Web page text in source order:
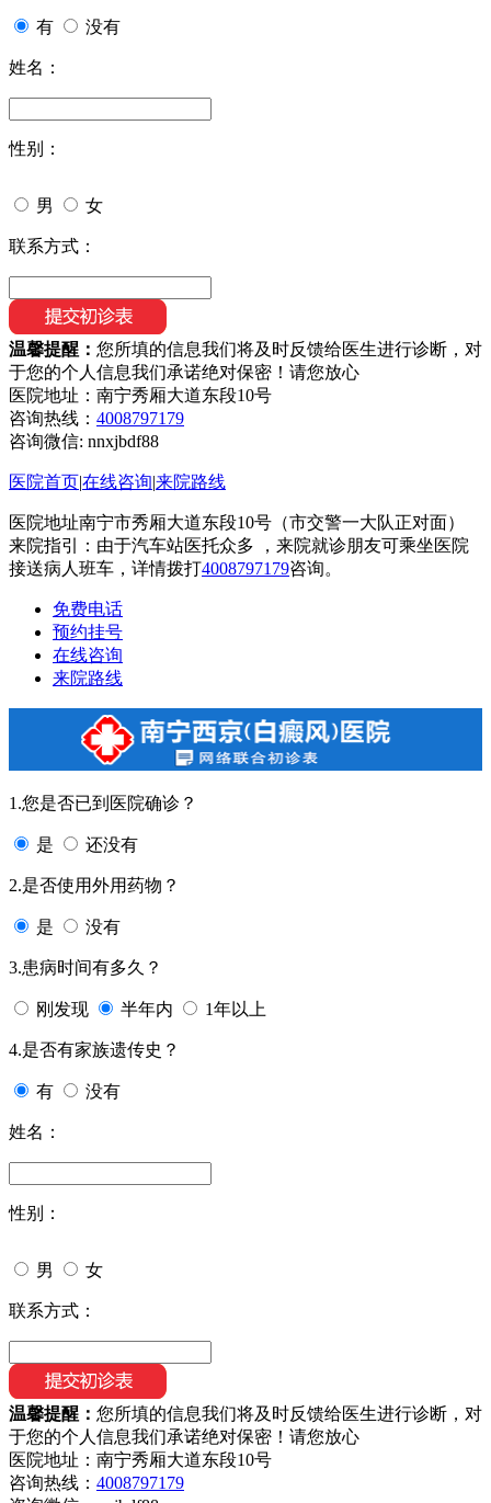
有 没有
姓名：
性别：
男 女
联系方式：
温馨提醒： 您所填的信息我们将及时反馈给医生进行诊断，对
于您的个人信息我们承诺绝对保密！请您放心
医院地址：南宁秀厢大道东段10号
咨询热线： 4008797179
咨询微信: nnxjbdf88
医院首页|在线咨询|来院路线
医院地址南宁市秀厢大道东段10号（市交警一大队正对面）
来院指引：由于汽车站医托众多 ，来院就诊朋友可乘坐医院
接送病人班车，详情拨打4008797179咨询。
免费电话
预约挂号
在线咨询
来院路线
1.您是否已到医院确诊？
是 还没有
2.是否使用外用药物？
是 没有
3.患病时间有多久？
刚发现 半年内 1年以上
4.是否有家族遗传史？
有 没有
姓名：
性别：
男 女
联系方式：
温馨提醒： 您所填的信息我们将及时反馈给医生进行诊断，对
于您的个人信息我们承诺绝对保密！请您放心
医院地址：南宁秀厢大道东段10号
咨询热线： 4008797179